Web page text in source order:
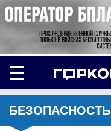
БЕЗОПАСНОСТЬ